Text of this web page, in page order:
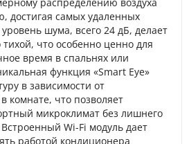
достигая самых удаленных
шума, всего 24 дБ, делает
что особенно ценно для
время в спальнях или
функция «Smart Eye»
в зависимости от
комнате, что позволяет
микроклимат без лишнего
Wi-Fi модуль дает
работой кондиционера